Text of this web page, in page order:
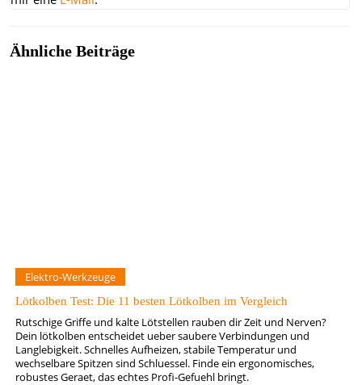
Ähnliche Beiträge
Elektro-Werkzeuge
Lötkolben Test: Die 11 besten Lötkolben im Vergleich
Rutschige Griffe und kalte Lötstellen rauben dir Zeit und Nerven?
Dein lötkolben entscheidet ueber saubere Verbindungen und
Langlebigkeit. Schnelles Aufheizen, stabile Temperatur und
wechselbare Spitzen sind Schluessel. Finde ein ergonomisches,
robustes Geraet, das echtes Profi-Gefuehl bringt.